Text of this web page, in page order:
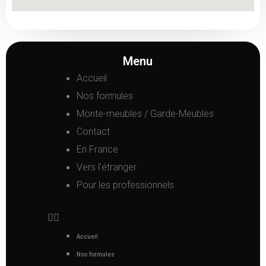
Menu
Accueil
Nos formules
Monte-meubles / Garde-Meubles
Contact
En France
Vers l’étranger
Pour les professionnels
Accueil
Nos formules